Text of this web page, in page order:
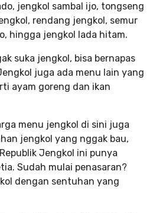
jengkol sambal ijo, tongseng
rendang jengkol, semur
hingga jengkol lada hitam.
suka jengkol, bisa bernapas
juga ada menu lain yang
ayam goreng dan ikan
menu jengkol di sini juga
jengkol yang nggak bau,
Jengkol ini punya
Sudah mulai penasaran?
dengan sentuhan yang